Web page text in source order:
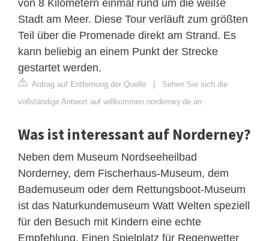
von 8 Kilometern einmal rund um die weiße
Stadt am Meer. Diese Tour verläuft zum größten
Teil über die Promenade direkt am Strand. Es
kann beliebig an einem Punkt der Strecke
gestartet werden.
Antrag auf Entfernung der Quelle | Sehen Sie sich die
vollständige Antwort auf willkommen.norderney.de an
Was ist interessant auf Norderney?
Neben dem Museum Nordseeheilbad
Norderney, dem Fischerhaus-Museum, dem
Bademuseum oder dem Rettungsboot-Museum
ist das Naturkundemuseum Watt Welten speziell
für den Besuch mit Kindern eine echte
Empfehlung. Einen Spielplatz für Regenwetter